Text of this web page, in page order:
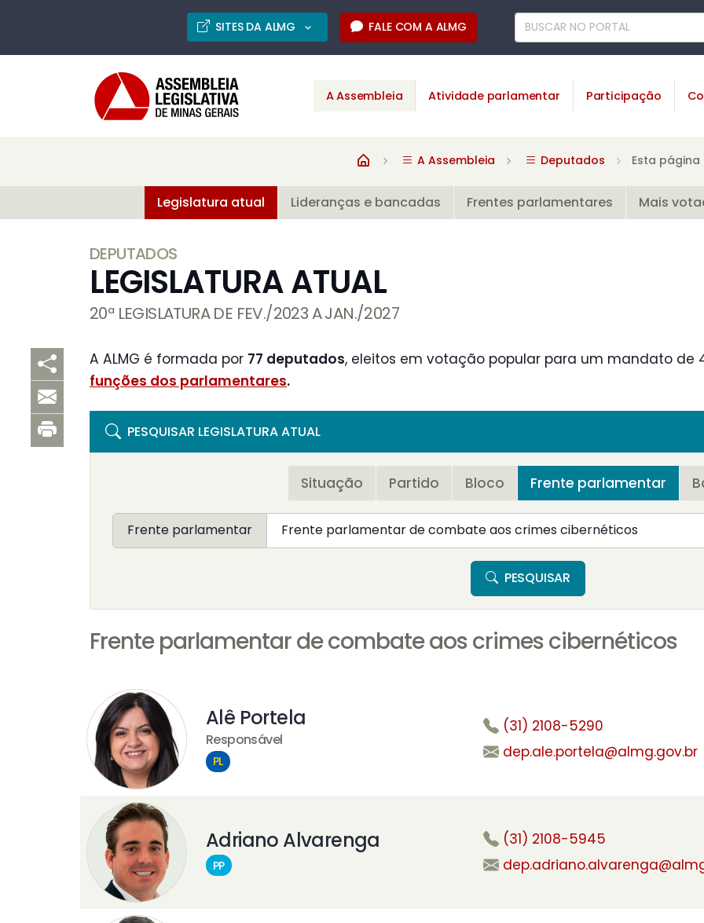
SITES DA ALMG FALE COM A ALMG
A Assembleia Atividade parlamentar Participação
A Assembleia Deputados Esta página
Legislatura atual Lideranças e bancadas Frentes parlamentares Mais
DEPUTADOS
LEGISLATURA ATUAL
20ª LEGISLATURA DE FEV./2023 A JAN./2027
A ALMG é formada por 77 deputados, eleitos em votação popular para um mandato de
funções dos parlamentares.
PESQUISAR LEGISLATURA ATUAL
Situação Partido Bloco Frente parlamentar
Frente parlamentar
PESQUISAR
Frente parlamentar de combate aos crimes cibernéticos
Alê Portela
Responsável
PL
(31) 2108-5290
dep.ale.portela@almg.gov.br
Adriano Alvarenga
PP
(31) 2108-5945